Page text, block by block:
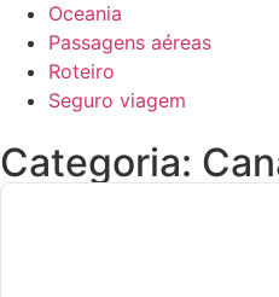
Oceania
Passagens aéreas
Roteiro
Seguro viagem
Categoria: